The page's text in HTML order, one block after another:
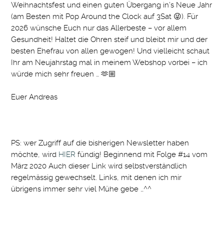
Weihnachtsfest und einen guten Übergang in’s Neue Jahr
(am Besten mit Pop Around the Clock auf 3Sat 😜). Für
2026 wünsche Euch nur das Allerbeste – vor allem
Gesundheit! Haltet die Ohren steif und bleibt mir und der
besten Ehefrau von allen gewogen! Und vielleicht schaut
Ihr am Neujahrstag mal in meinem Webshop vorbei – ich
würde mich sehr freuen … 🫶🏼
Euer Andreas
PS: wer Zugriff auf die bisherigen Newsletter haben
möchte, wird HIER fündig! Beginnend mit Folge #14 vom
März 2020 Auch dieser Link wird selbstverständlich
regelmässig gewechselt. Links, mit denen ich mir
übrigens immer sehr viel Mühe gebe …^^